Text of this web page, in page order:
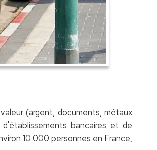
(argent, documents, métaux
bancaires et de
10 000 personnes en France,